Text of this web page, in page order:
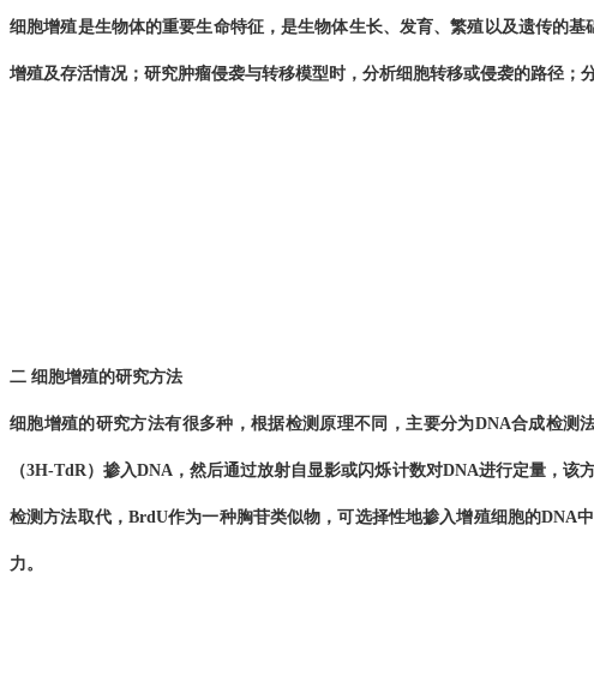
细胞增殖是生物体的重要生命特征，是生物体生长、发育、繁殖以及遗传的基
增殖及存活情况； 研究肿瘤侵袭与转移模型时，分析细胞转移或侵袭的路径 ；
二 细胞增殖的研究方法
细胞增殖的研究方法有很多种 ， 根据检测原理不同，主要分为DNA合成检测
（3H-TdR）掺入DNA，然后通过放射自显影或闪烁计数对DNA进行定量， 该
检测方法取代， BrdU作为一种胸苷类似物，可选择性地掺入增殖细胞的DNA中
力。